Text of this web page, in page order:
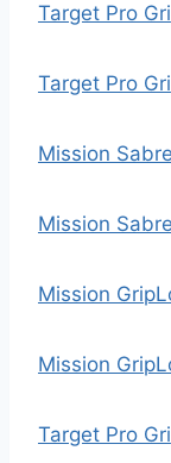
Target Pro
Target Pro
Mission
Mission
Mission
Mission
Target Pro